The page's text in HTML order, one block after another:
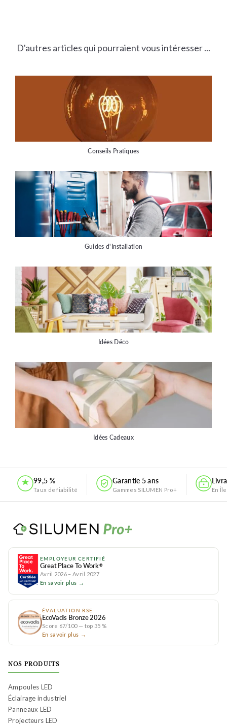
D'autres articles qui pourraient vous intéresser ...
Conseils Pratiques
Guides d'Installation
Idées Déco
Idées Cadeaux
99,5 %
Taux de fiabilité
Garantie 5 ans
Gammes SILUMEN Pro+ En
EMPLOYEUR CERTIFIÉ
Great Place To Work®
Avril 2026 – Avril 2027
En savoir plus →
ÉVALUATION RSE
EcoVadis Bronze 2026
Score 67/100 — top 35 %
En savoir plus →
NOS PRODUITS
Ampoules LED
Éclairage industriel
Panneaux LED
Projecteurs LED